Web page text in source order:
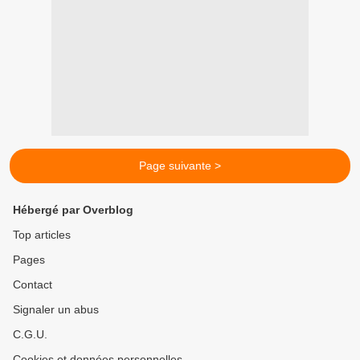
Page suivante >
Hébergé par Overblog
Top articles
Pages
Contact
Signaler un abus
C.G.U.